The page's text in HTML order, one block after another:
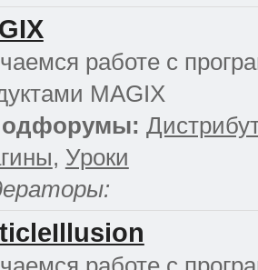
работе с
MAGIX
, Уроки